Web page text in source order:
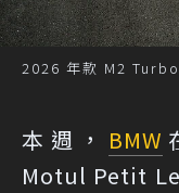
2026 年款 M2
本週， BMW
Motul Petit